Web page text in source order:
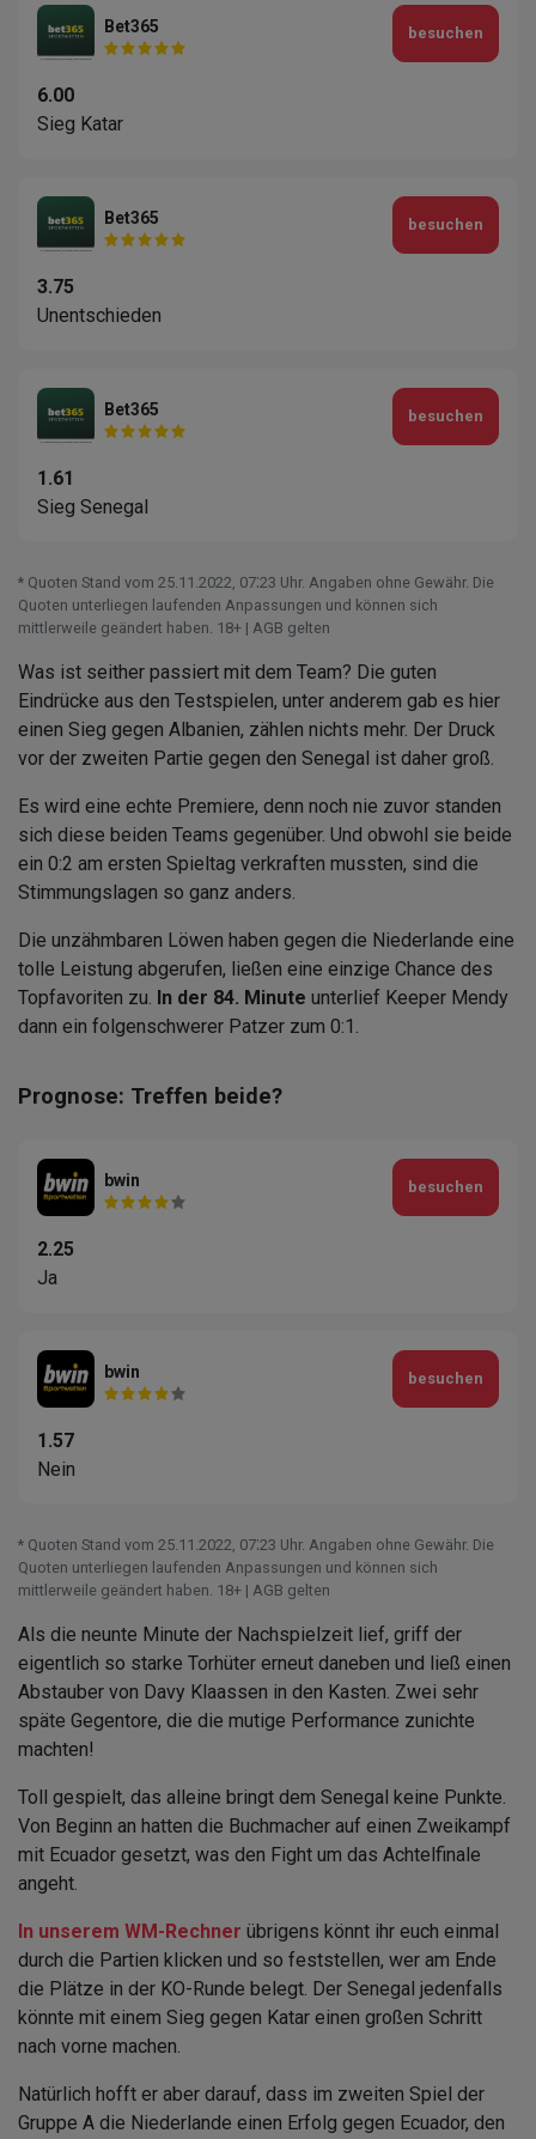
Bet365
6.00
Sieg Katar
besuchen
Bet365
3.75
Unentschieden
besuchen
Bet365
1.61
Sieg Senegal
besuchen
* Quoten Stand vom 25.11.2022‚ 07⁚23 Uhr. Angaben ohne Gewähr. Die
Quoten unterliegen laufenden Anpassungen und können sich
mittlerweile geändert haben. 18+ | AGB gelten
Was ist seither passiert mit dem Team? Die guten
Eindrücke aus den Testspielen, unter anderem gab es hier
einen Sieg gegen Albanien, zählen nichts mehr. Der Druck
vor der zweiten Partie gegen den Senegal ist daher groß.
Es wird eine echte Premiere, denn noch nie zuvor standen
sich diese beiden Teams gegenüber. Und obwohl sie beide
ein 0:2 am ersten Spieltag verkraften mussten, sind die
Stimmungslagen so ganz anders.
Die unzähmbaren Löwen haben gegen die Niederlande eine
tolle Leistung abgerufen, ließen eine einzige Chance des
Topfavoriten zu. In der 84. Minute unterlief Keeper Mendy
dann ein folgenschwerer Patzer zum 0:1.
Prognose: Treffen beide?
bwin
2.25
Ja
besuchen
bwin
1.57
Nein
besuchen
* Quoten Stand vom 25.11.2022‚ 07⁚23 Uhr. Angaben ohne Gewähr. Die
Quoten unterliegen laufenden Anpassungen und können sich
mittlerweile geändert haben. 18+ | AGB gelten
Als die neunte Minute der Nachspielzeit lief, griff der
eigentlich so starke Torhüter erneut daneben und ließ einen
Abstauber von Davy Klaassen in den Kasten. Zwei sehr
späte Gegentore, die die mutige Performance zunichte
machten!
Toll gespielt, das alleine bringt dem Senegal keine Punkte.
Von Beginn an hatten die Buchmacher auf einen Zweikampf
mit Ecuador gesetzt, was den Fight um das Achtelfinale
angeht.
In unserem WM-Rechner übrigens könnt ihr euch einmal
durch die Partien klicken und so feststellen, wer am Ende
die Plätze in der KO-Runde belegt. Der Senegal jedenfalls
könnte mit einem Sieg gegen Katar einen großen Schritt
nach vorne machen.
Natürlich hofft er aber darauf, dass im zweiten Spiel der
Gruppe A die Niederlande einen Erfolg gegen Ecuador, den